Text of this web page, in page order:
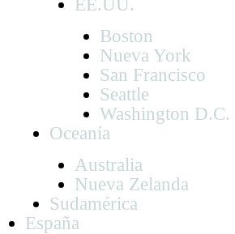
EE.UU.
Boston
Nueva York
San Francisco
Seattle
Washington D.C.
Oceanía
Australia
Nueva Zelanda
Sudamérica
España